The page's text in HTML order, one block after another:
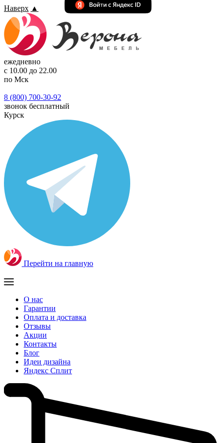
Наверх ▲
ежедневно
с 10.00 до 22.00
по Мск
8 (800) 700-30-92
звонок бесплатный
Курск
Перейти на главную
О нас
Гарантии
Оплата и доставка
Отзывы
Акции
Контакты
Блог
Идеи дизайна
Яндекс Сплит